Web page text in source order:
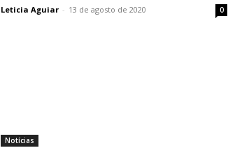
Leticia Aguiar - 13 de agosto de 2020 0
Notícias